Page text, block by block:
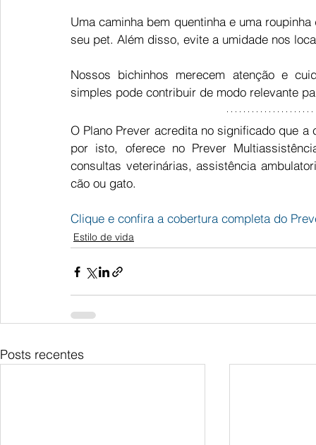
Uma caminha bem quentinha e uma
seu pet. Além disso, evite a umidade nos
Nossos bichinhos merecem atenção e
simples pode contribuir de modo relevante
O Plano Prever acredita no significado que
por isto, oferece no Prever
consultas veterinárias, assistência
cão ou gato.
Clique e confira a cobertura completa do
Estilo de vida
Posts recentes